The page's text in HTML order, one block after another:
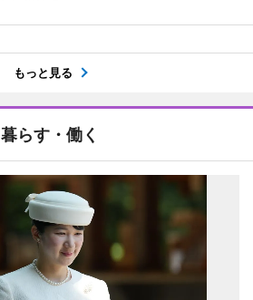
もっと見る
暮らす・働く